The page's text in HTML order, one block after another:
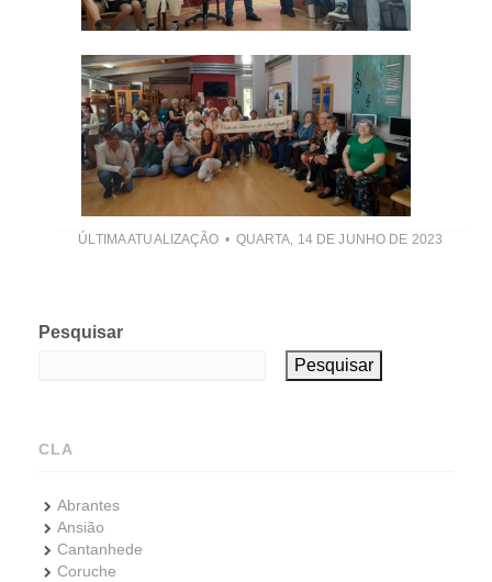
ÚLTIMA ATUALIZAÇÃO QUARTA, 14 DE JUNHO DE 2023
Pesquisar
Pesquisar
CLA
Abrantes
Ansião
Cantanhede
Coruche